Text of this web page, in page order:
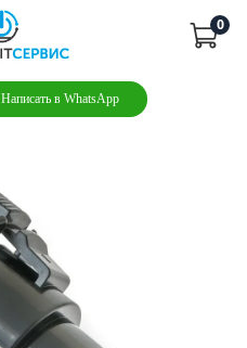
0
Написать в WhatsApp